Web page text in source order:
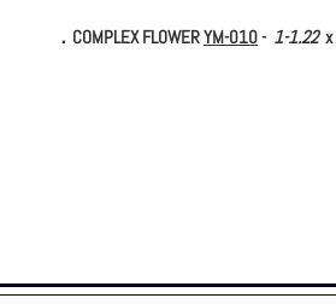
．COMPLEX FLOWERYM-010- 1-1.22x